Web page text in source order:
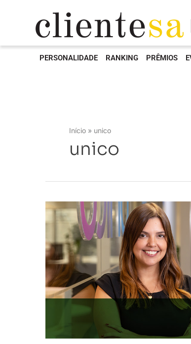
PERSONALIDADE RANKING PRÊMIOS
Início unico
unico